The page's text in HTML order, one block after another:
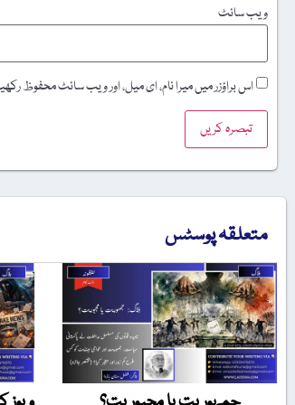
ویب‌ سائٹ
اس براؤزر میں میرا نام، ای میل، اور ویب سائٹ محفوظ
متعلقہ پوسٹس